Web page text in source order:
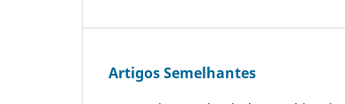
Artigos Semelhantes